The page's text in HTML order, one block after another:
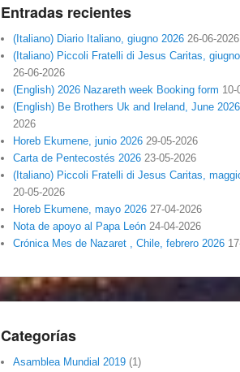
Entradas recientes
(Italiano) Diario Italiano, giugno 2026 26-06-2026
(Italiano) Piccoli Fratelli di Jesus Caritas,
26-06-2026
(English) 2026 Nazareth week Booking form 10-
(English) Be Brothers Uk and Ireland, June 2026
2026
Horeb Ekumene, junio 2026 29-05-2026
Carta de Pentecostés 2026 23-05-2026
(Italiano) Piccoli Fratelli di Jesus Caritas,
20-05-2026
Horeb Ekumene, mayo 2026 27-04-2026
Nota de apoyo al Papa León 24-04-2026
Crónica Mes de Nazaret , Chile, febrero 2026
Categorías
Asamblea Mundial 2019 (1)